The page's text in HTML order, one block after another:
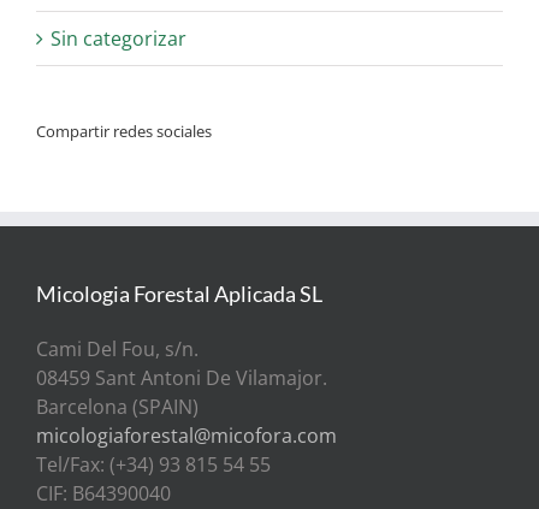
Sin categorizar
Compartir redes sociales
Micologia Forestal Aplicada SL
Cami Del Fou, s/n.
08459 Sant Antoni De Vilamajor.
Barcelona (SPAIN)
micologiaforestal@micofora.com
Tel/Fax: (+34) 93 815 54 55
CIF: B64390040